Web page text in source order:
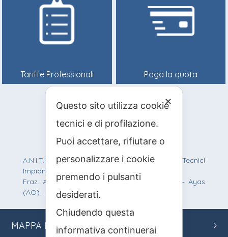
Tariffe Professionali Paga la quota
info@anitif.org
+39 0125 303100
A.N.I.T.I.F. Associazione Nazionale Italiana Tecnici
Impianti Funiviari
Fraz. Antagnod, Route Barmasc, 57 – 11020 – Ayas
(AO) – C.F.: 90012200219 – P.IVA: 01242950077
MAPPA DEL SITO
✕
Questo sito utilizza cookie
tecnici e di profilazione.
Puoi accettare, rifiutare o
personalizzare i cookie
premendo i pulsanti
desiderati.
Chiudendo questa
informativa continuerai